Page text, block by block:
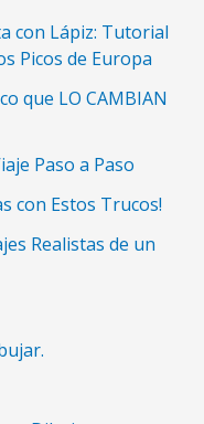
con Lápiz: Tutorial
Picos de Europa
que LO CAMBIAN
Paso a Paso
con Estos Trucos!
Realistas de un